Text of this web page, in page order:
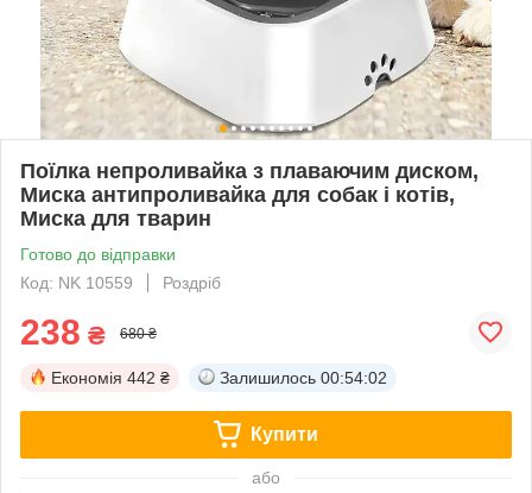
Поїлка непроливайка з плаваючим диском,
Миска антипроливайка для собак і котів,
Миска для тварин
Готово до відправки
Код: NK 10559
Роздріб
238 ₴ 680 ₴
Економія 442 ₴ Залишилось 00:54:01
Купити
або